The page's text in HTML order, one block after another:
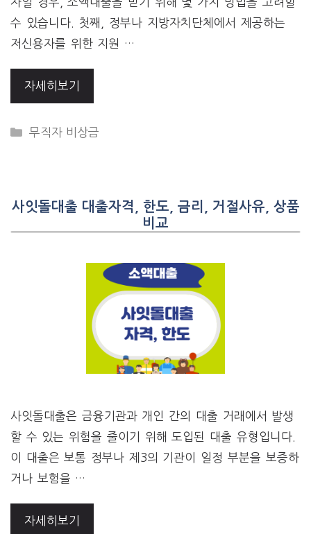
수 있습니다. 첫째, 정부나 지방자치단체에서 제공하는
저신용자를 위한 지원 …
자세히보기
CATEGORIES
무직자 비상금
사잇돌대출 대출자격, 한도, 금리, 거절사유, 상품
비교
사잇돌대출은 금융기관과 개인 간의 대출 거래에서 발생
할 수 있는 위험을 줄이기 위해 도입된 대출 유형입니다.
이 대출은 보통 정부나 제3의 기관이 일정 부분을 보증하
거나 보험을 …
자세히보기